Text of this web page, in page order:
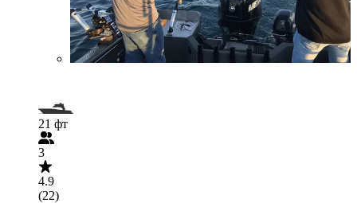
21 фт
3
4.9
(22)